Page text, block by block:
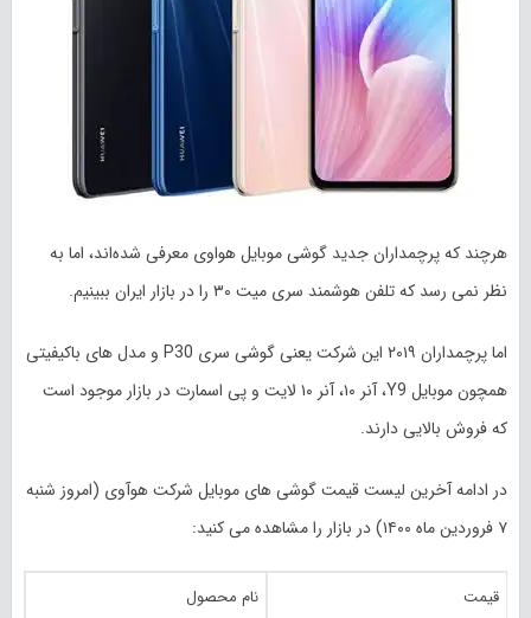
هرچند که پرچمداران جدید گوشی موبایل هواوی معرفی شده‌اند، اما به
نظر نمی رسد که تلفن هوشمند سری میت ۳۰ را در بازار ایران ببینیم.
اما پرچمداران ۲۰۱۹ این شرکت یعنی گوشی سری P30 و مدل های باکیفیتی
همچون موبایل Y9، آنر ۱۰، آنر ۱۰ لایت و پی اسمارت در بازار موجود است
که فروش بالایی دارند.
در ادامه آخرین لیست قیمت گوشی های موبایل شرکت هوآوی (امروز شنبه
۷ فروردین ماه ۱۴۰۰) در بازار را مشاهده می کنید:
قیمت نام محصول